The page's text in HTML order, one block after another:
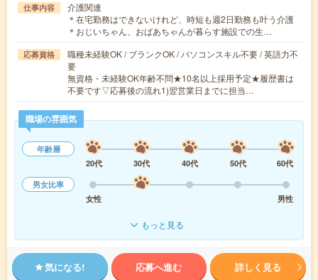
仕事内容
介護関連
＊在宅勤務はできないけれど、時短も週2日勤務も叶う介護
＊おじいちゃん、おばあちゃんが暮らす施設での生…
応募資格
職種未経験OK / ブランクOK / パソコンスキル不要 / 英語力不
要
無資格・未経験OK年齢不問★10名以上採用予定★履歴書は
不要です▽応募後の流れ1)翌営業日までに担当…
職場の雰囲気
年齢層
20代
30代 40代 50代
60代
男女比率
女性
男性
もっと見る
気になる! 応募へ進む 詳しく見る